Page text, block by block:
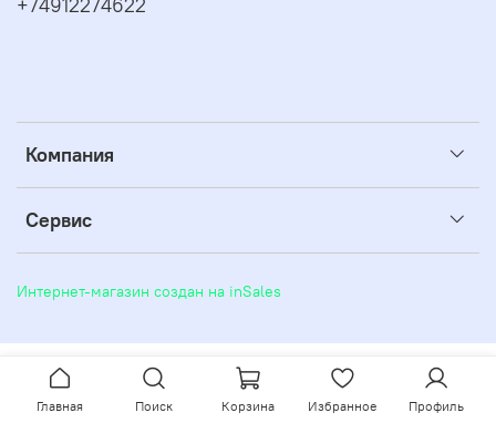
Компания
Сервис
+74912274622
Интернет-магазин создан на inSales
Главная Поиск Корзина Избранное Профиль